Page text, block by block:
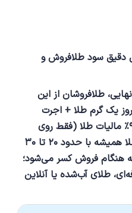
دقیق سود طلافروش و
طلافروشان از این
یک گرم طلا + اجرت
ساخت) + ۷٪ سود طلافروش + ۹٪ مالیات طلا (فقط روی
اجرت و سود). خرید مصنوعات طلا همیشه با حدود ۲۰ تا ۳۰
هنگام فروش کسر می‌شود؛
طلای آب‌شده یا آنلاین